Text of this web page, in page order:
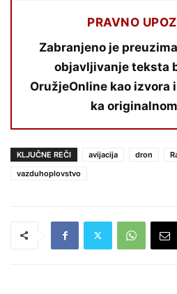
PRAVNO
Zabranjeno je
objavljivanje teksta
OružjeOnline kao izvora
ka
KLJUČNE REČI avijacija dron
vazduhoplovstvo